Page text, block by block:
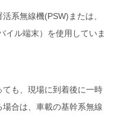
系無線機(PSW)または、
イル端末）を使用していま
も、現場に到着後に一時
合は、車載の基幹系無線